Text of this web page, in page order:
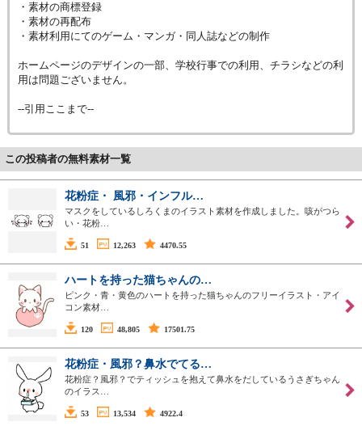
・素材の商標登録
・素材の再配布
・素材利用にてのゲーム・マンガ・同人誌などの制作
ホームページのデザインの一部、学校行事での利用、チラシなどの利
用は問題ございません。
--引用ここまで--
この投稿者の無料素材一覧
花粉症・ 風邪・インフル…
マスクをしているしろくまのイラスト素材を作成しました。咳がつら
い・花粉…
51 12,263 4470.55
ハートを持った猫ちゃんの…
ピンク・青・黄色のハートを持った猫ちゃんのフリーイラスト・アイ
コン素材…
120 48,805 17501.75
花粉症・風邪？鼻水でてる…
花粉症？風邪？でティッシュを抱えて鼻水をだしているうさぎちゃん
のイラス…
53 13,534 4922.4